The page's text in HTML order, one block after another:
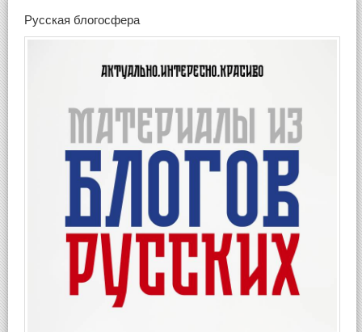
Русская блогосфера